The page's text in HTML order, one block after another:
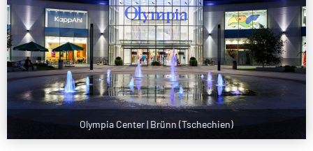
Olympia Center | Brünn (Tschechien)